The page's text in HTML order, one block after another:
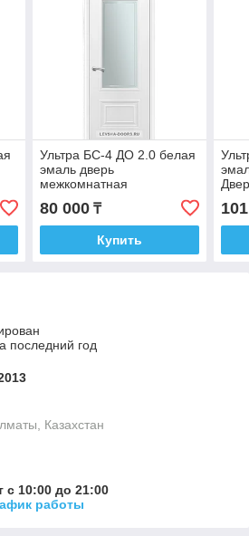
Ультра БС-4 ДО 2.0 белая
эмаль дверь
межкомнатная
80 000₸
Купить
последний год
Казахстан
с 10:00 до 21:00
работы